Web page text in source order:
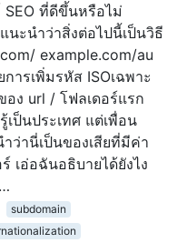
SEO ที่ดีขึ้นหรือไม่
ะนำว่าสิ่งต่อไปนี้เป็นวิธี
example.com/au
ารเพิ่มรหัส ISOเฉพาะ
อง url / โฟลเดอร์แรก
ป็นประเทศ แต่เพื่อน
ว่านี่เป็นของเสียที่มีค่า
เอ่อฉันอธิบายได้ยังไง
subdomain